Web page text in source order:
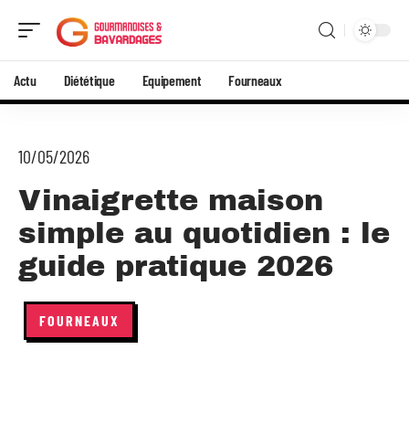
Actu Diététique Equipement Fourneaux
10/05/2026
Vinaigrette maison
simple au quotidien : le
guide pratique 2026
FOURNEAUX